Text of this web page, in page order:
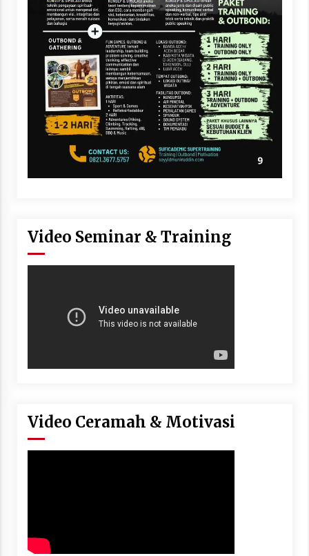
Video Seminar & Training
Video Ceramah & Motivasi